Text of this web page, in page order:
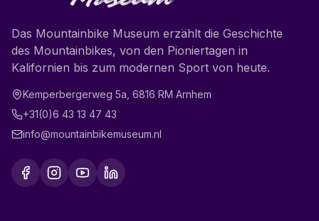
Das Mountainbike Museum erzählt die Geschichte
des Mountainbikes, von den Pioniertagen in
Kalifornien bis zum modernen Sport von heute.
Kemperbergerweg 5a 6816 RM Arnhem
+31(0)6 43 13 47 43
info@mountainbikemuseum.nl